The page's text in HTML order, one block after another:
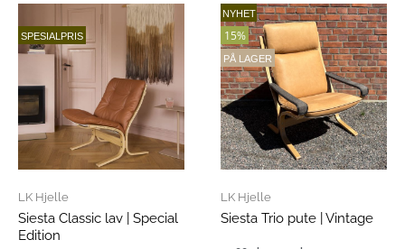
SPESIALPRIS
LK Hjelle
Siesta Classic lav | Special
Edition
NYHET
PÅ LAGER
15%
LK Hjelle
Siesta Trio pute | Vintage